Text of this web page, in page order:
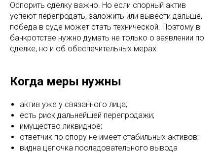
Оспорить сделку важно. Но если спорный актив
успеют перепродать, заложить или вывести дальше,
победа в суде может стать технической. Поэтому в
банкротстве нужно думать не только о заявлении по
сделке, но и об обеспечительных мерах.
Когда меры нужны
актив уже у связанного лица;
есть риск дальнейшей перепродажи;
имущество ликвидное;
ответчик по спору не имеет стабильных активов;
видна цепочка последовательного вывода